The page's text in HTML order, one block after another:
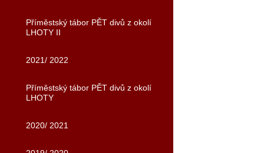
Příměstský tábor PĚT divů z okolí
LHOTY II
2021/ 2022
Příměstský tábor PĚT divů z okolí
LHOTY
2020/ 2021